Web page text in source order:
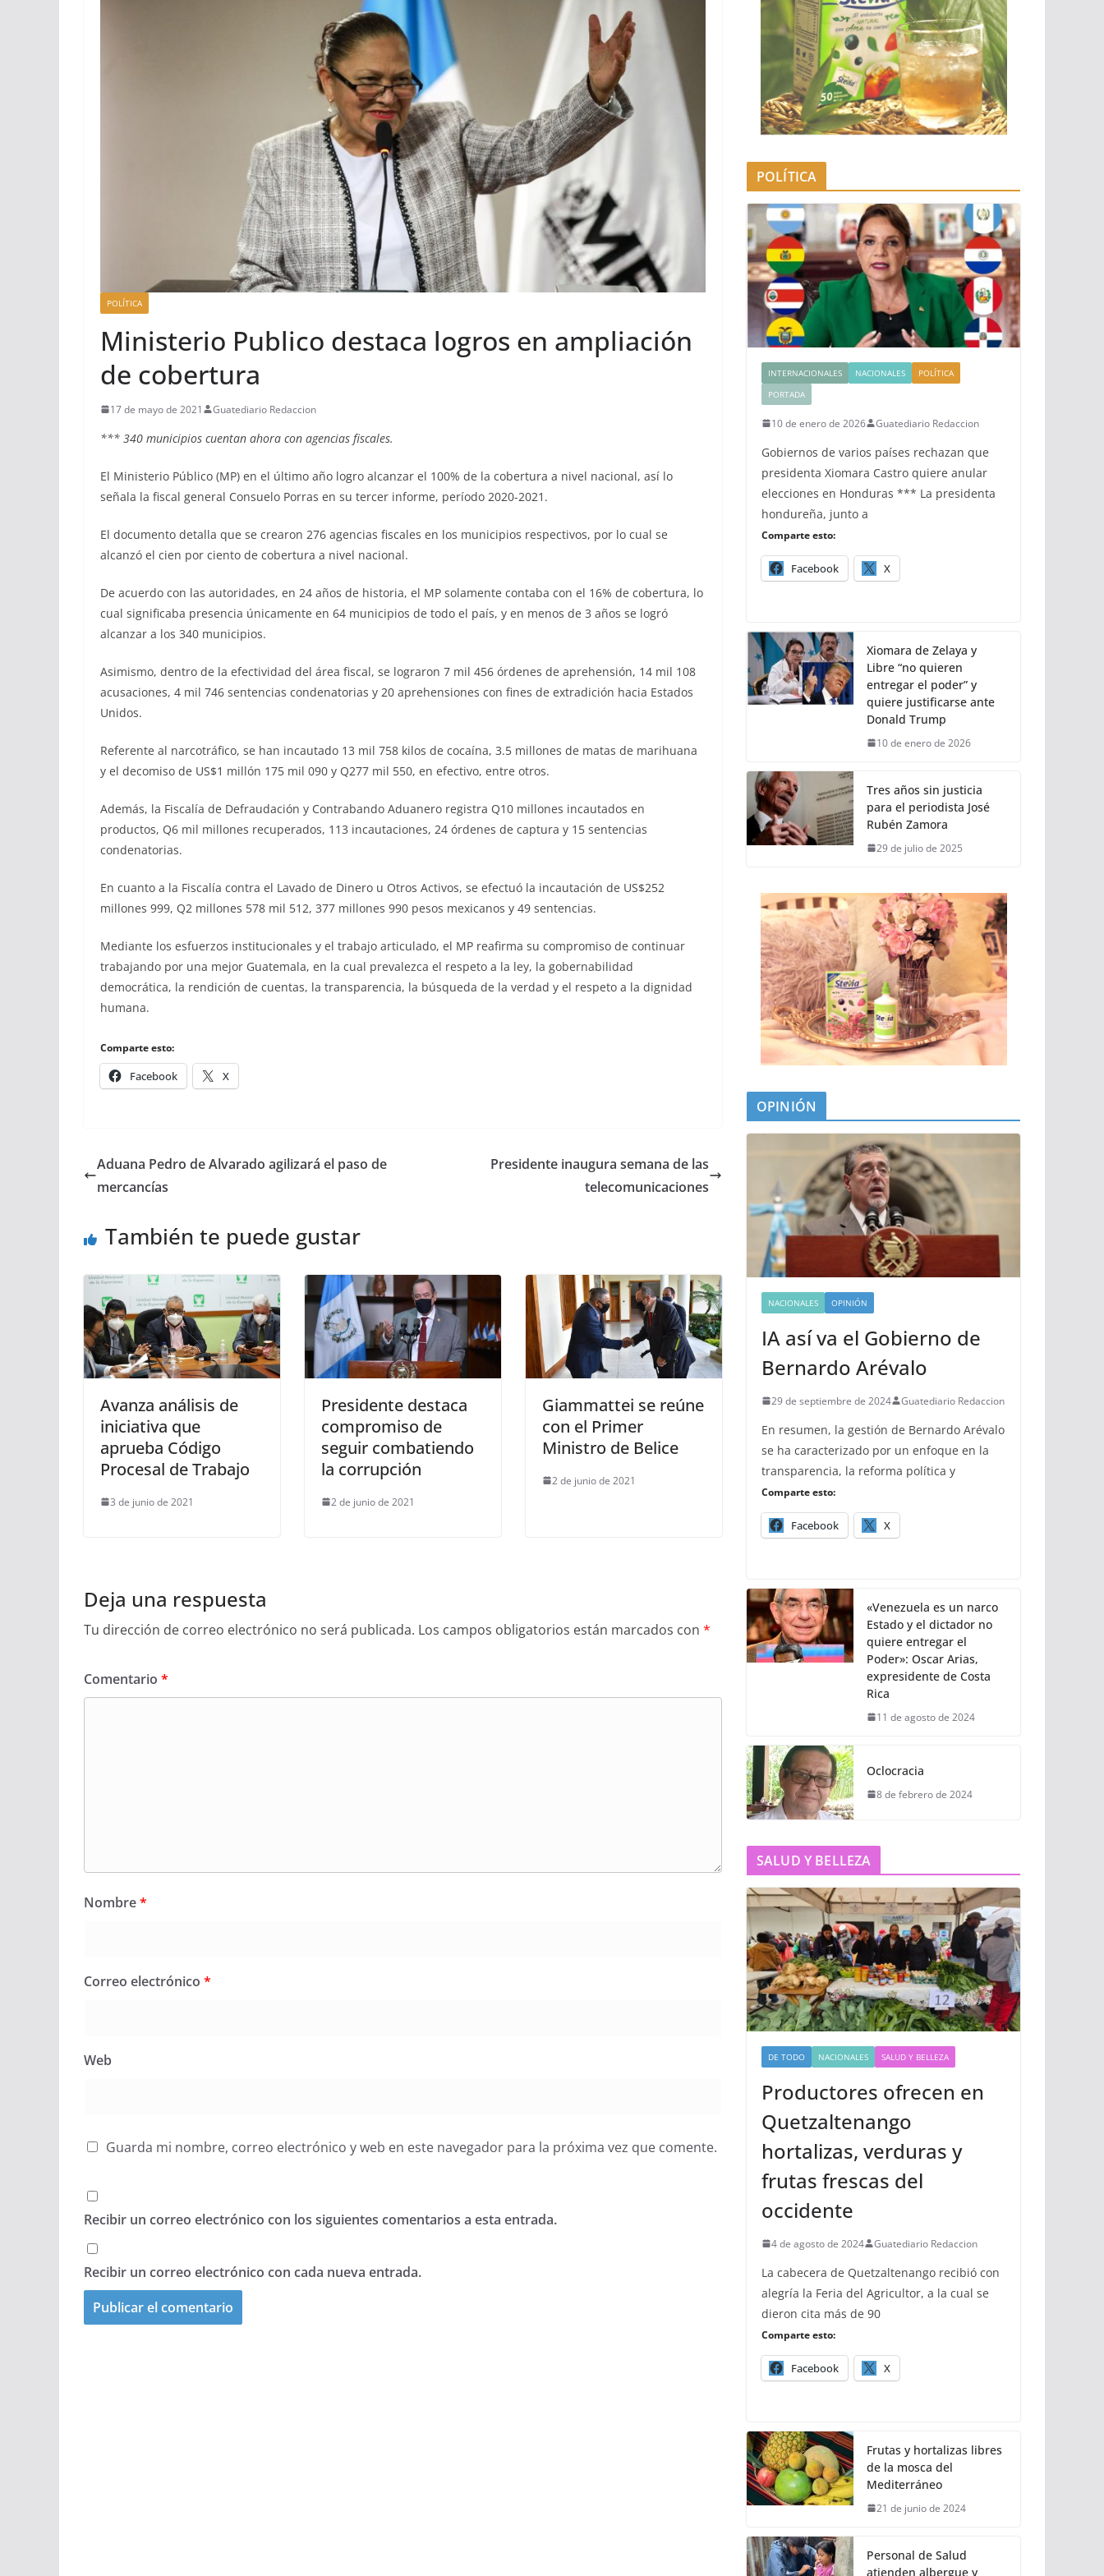
POLÍTICA
Ministerio Publico destaca logros en ampliación
de cobertura
17 de mayo de 2021 Guatediario Redaccion
*** 340 municipios cuentan ahora con agencias fiscales.
El Ministerio Público (MP) en el último año logro alcanzar el 100% de la cobertura a nivel nacional, así lo
señala la fiscal general Consuelo Porras en su tercer informe, período 2020-2021.
El documento detalla que se crearon 276 agencias fiscales en los municipios respectivos, por lo cual se
alcanzó el cien por ciento de cobertura a nivel nacional.
De acuerdo con las autoridades, en 24 años de historia, el MP solamente contaba con el 16% de cobertura, lo
cual significaba presencia únicamente en 64 municipios de todo el país, y en menos de 3 años se logró
alcanzar a los 340 municipios.
Asimismo, dentro de la efectividad del área fiscal, se lograron 7 mil 456 órdenes de aprehensión, 14 mil 108
acusaciones, 4 mil 746 sentencias condenatorias y 20 aprehensiones con fines de extradición hacia Estados
Unidos.
Referente al narcotráfico, se han incautado 13 mil 758 kilos de cocaína, 3.5 millones de matas de marihuana
y el decomiso de US$1 millón 175 mil 090 y Q277 mil 550, en efectivo, entre otros.
Además, la Fiscalía de Defraudación y Contrabando Aduanero registra Q10 millones incautados en
productos, Q6 mil millones recuperados, 113 incautaciones, 24 órdenes de captura y 15 sentencias
condenatorias.
En cuanto a la Fiscalía contra el Lavado de Dinero u Otros Activos, se efectuó la incautación de US$252
millones 999, Q2 millones 578 mil 512, 377 millones 990 pesos mexicanos y 49 sentencias.
Mediante los esfuerzos institucionales y el trabajo articulado, el MP reafirma su compromiso de continuar
trabajando por una mejor Guatemala, en la cual prevalezca el respeto a la ley, la gobernabilidad
democrática, la rendición de cuentas, la transparencia, la búsqueda de la verdad y el respeto a la dignidad
humana.
Comparte esto:
Facebook X
Aduana Pedro de Alvarado agilizará el paso de
mercancías
Presidente inaugura semana de las
telecomunicaciones
También te puede gustar
Avanza análisis de
iniciativa que
aprueba Código
Procesal de Trabajo
3 de junio de 2021
Presidente destaca
compromiso de
seguir combatiendo
la corrupción
2 de junio de 2021
Giammattei se reúne
con el Primer
Ministro de Belice
2 de junio de 2021
Deja una respuesta
Tu dirección de correo electrónico no será publicada. Los campos obligatorios están marcados con *
Comentario *
Nombre*
Correo electrónico *
Web
Guarda mi nombre, correo electrónico y web en este navegador para la próxima vez que comente.
Recibir un correo electrónico con los siguientes comentarios a esta entrada.
Recibir un correo electrónico con cada nueva entrada.
POLÍTICA
INTERNACIONALES NACIONALES
POLÍTICA
PORTADA
10 de enero de 2026 Guatediario Redaccion
Gobiernos de varios países rechazan que
presidenta Xiomara Castro quiere anular
elecciones en Honduras *** La presidenta
hondureña, junto a
Comparte esto:
Facebook X
Xiomara de Zelaya y
Libre “no quieren
entregar el poder” y
quiere justificarse ante
Donald Trump
10 de enero de 2026
Tres años sin justicia
para el periodista José
Rubén Zamora
29 de julio de 2025
OPINIÓN
NACIONALES OPINIÓN
IA así va el Gobierno de
Bernardo Arévalo
29 de septiembre de 2024 Guatediario Redaccion
En resumen, la gestión de Bernardo Arévalo
se ha caracterizado por un enfoque en la
transparencia, la reforma política y
Comparte esto:
Facebook X
«Venezuela es un narco
Estado y el dictador no
quiere entregar el
Poder»: Oscar Arias,
expresidente de Costa
Rica
11 de agosto de 2024
Oclocracia
8 de febrero de 2024
SALUD Y BELLEZA
DE TODO NACIONALES SALUD Y BELLEZA
Productores ofrecen en
Quetzaltenango
hortalizas, verduras y
frutas frescas del
occidente
4 de agosto de 2024 Guatediario Redaccion
La cabecera de Quetzaltenango recibió con
alegría la Feria del Agricultor, a la cual se
dieron cita más de 90
Comparte esto:
Facebook X
Frutas y hortalizas libres
de la mosca del
Mediterráneo
21 de junio de 2024
Personal de Salud
atienden albergue y